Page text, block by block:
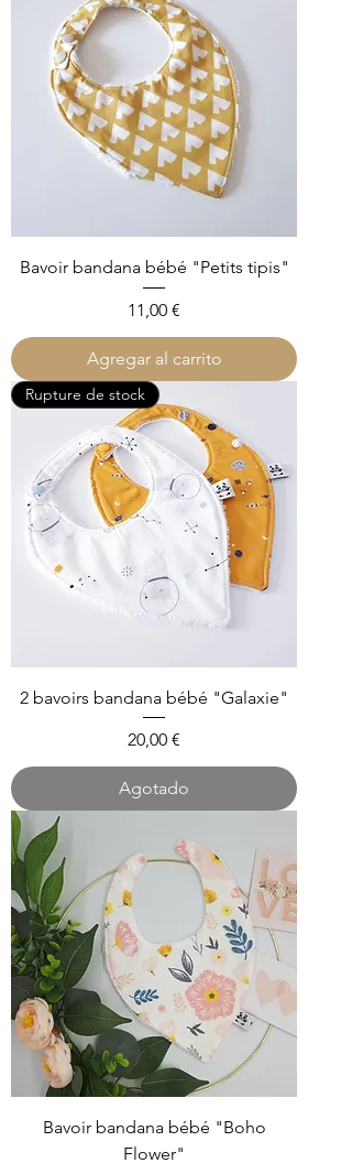
Bavoir bandana bébé "Petits tipis"
Precio
11,00 €
Agregar al carrito
Rupture de stock
2 bavoirs bandana bébé "Galaxie"
Precio
20,00 €
Agotado
Bavoir bandana bébé "Boho
Flower"